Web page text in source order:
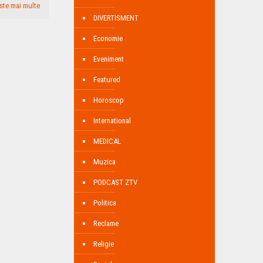
mai multe
DIVERTISMENT
Economie
Eveniment
Featured
Horoscop
International
MEDICAL
Muzica
PODCAST ZTV
Politica
Reclame
Religie